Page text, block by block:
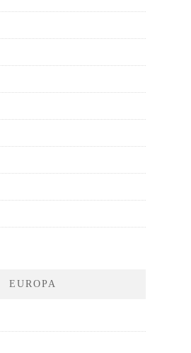
EUROPA